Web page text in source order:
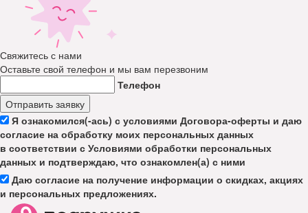
Свяжитесь с нами
Оставьте свой телефон и мы вам перезвоним
Телефон
Отправить заявку
Я ознакомился(-ась) с условиями Договора-оферты и даю
согласие на обработку моих персональных данных
в соответствии с Условиями обработки персональных
данных и подтверждаю, что ознакомлен(а) с ними
Даю согласие на получение информации о скидках, акциях
и персональных предложениях.